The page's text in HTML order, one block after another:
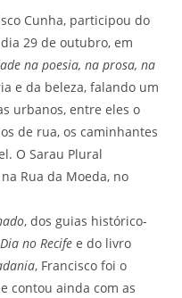
Cunha, participou do
29 de outubro, em
na poesia, na prosa, na
e da beleza, falando um
urbanos, entre eles o
de rua, os caminhantes
O Sarau Plural
Rua da Moeda, no
, dos guias histórico-
no Recifee do livro
, Francisco foi o
contou ainda com as